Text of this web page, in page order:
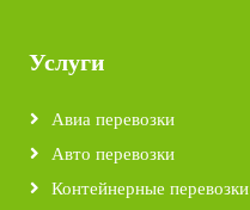
Услуги
Авиа перевозки
Авто перевозки
Контейнерные перевозки